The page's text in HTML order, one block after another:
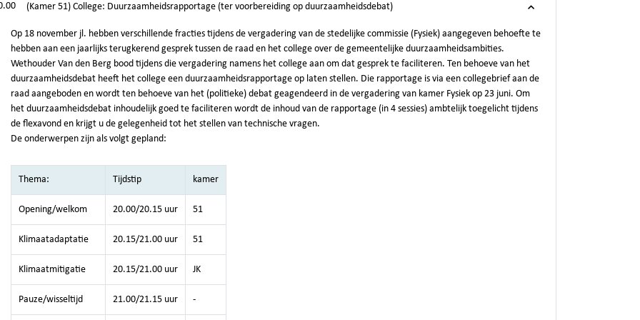
(Kamer 51) College: Duurzaamheidsrapportage (ter voorbereiding op duurzaamheidsdebat)
Op 18 november jl. hebben verschillende fracties tijdens de vergadering van de stedelijke commissie (Fysiek) aangegeven behoefte te
hebben aan een jaarlijks terugkerend gesprek tussen de raad en het college over de gemeentelijke duurzaamheidsambities.
Wethouder Van den Berg bood tijdens die vergadering namens het college aan om dat gesprek te faciliteren. Ten behoeve van het
duurzaamheidsdebat heeft het college een duurzaamheidsrapportage op laten stellen. Die rapportage is via een collegebrief aan de
raad aangeboden en wordt ten behoeve van het (politieke) debat geagendeerd in de vergadering van kamer Fysiek op 23 juni. Om
het duurzaamheidsdebat inhoudelijk goed te faciliteren wordt de inhoud van de rapportage (in 4 sessies) ambtelijk toegelicht tijdens
de flexavond en krijgt u de gelegenheid tot het stellen van technische vragen.
De onderwerpen zijn als volgt gepland:
Thema: Tijdstip kamer
Opening/welkom 20.00/20.15 uur 51
Klimaatadaptatie 20.15/21.00 uur 51
Klimaatmitigatie 20.15/21.00 uur JK
Pauze/wisseltijd 21.00/21.15 uur -